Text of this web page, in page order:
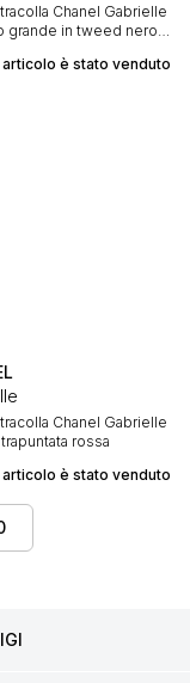
Chanel Gabrielle
grande in tweed nero e
è stato venduto
Chanel Gabrielle
rossa
è stato venduto